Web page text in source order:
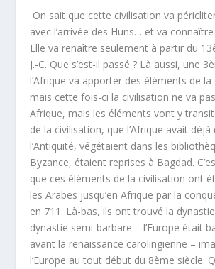
On sait que cette civilisation va
avec l’arrivée des Huns… et va
Elle va renaître seulement à partir du
J.-C. Que s’est-il passé ? Là aussi, une
l’Afrique va apporter des éléments de la
mais cette fois-ci la civilisation ne va
Afrique, mais les éléments vont y
de la civilisation, que l’Afrique avait déjà
l’Antiquité, végétaient dans les
Byzance, étaient reprises à Bagdad.
que ces éléments de la civilisation ont
les Arabes jusqu’en Afrique par la
en 711. Là-bas, ils ont trouvé la
dynastie semi-barbare – l’Europe était
avant la renaissance carolingienne –
l’Europe au tout début du 8ème siècle.